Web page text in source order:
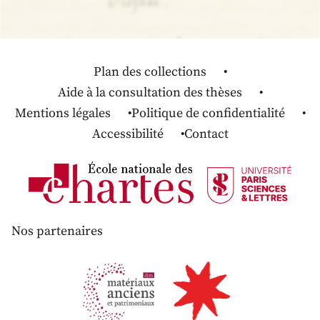
Plan des collections
Aide à la consultation des thèses
Mentions légales
Politique de confidentialité
Accessibilité
Contact
Nos partenaires